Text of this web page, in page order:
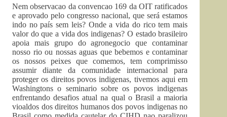
Nem observacao da convencao 169 da OIT ratificados
e aprovado pelo congresso nacional, que será estamos
indo no país sem leis? Onde a vida do rico tem mais
valor do que a vida dos indigenas? O estado brasileiro
apoia mais grupo do agronegocio que contaminar
nosso rio ou nossas aguas que bebemos e contaminar
os nossos peixes que comemos, tem comprimisso
assumir diante da comunidade internacional para
proteger os direitos povos indigenas, tivemos aqui em
Washingtons o seminario sobre os povos indigenas
enfrentando desafios atual na qual o Brasil a maioria
vioaldos dos direitos humanos dos povos indigenas no